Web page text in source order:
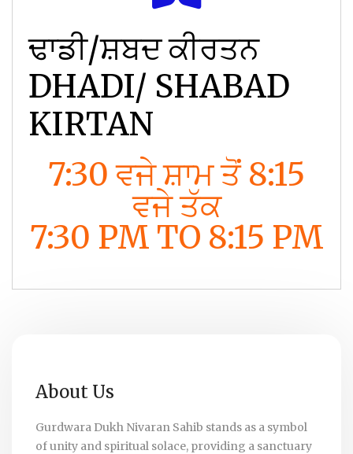
ਢਾਡੀ/ਸ਼ਬਦ ਕੀਰਤਨ
DHADI/ SHABAD
KIRTAN
7:30 ਵਜੇ ਸ਼ਾਮ ਤੋਂ 8:15
ਵਜੇ ਤੱਕ
7:30 PM TO 8:15 PM
About Us
Gurdwara Dukh Nivaran Sahib stands as a symbol
of unity and spiritual solace, providing a sanctuary